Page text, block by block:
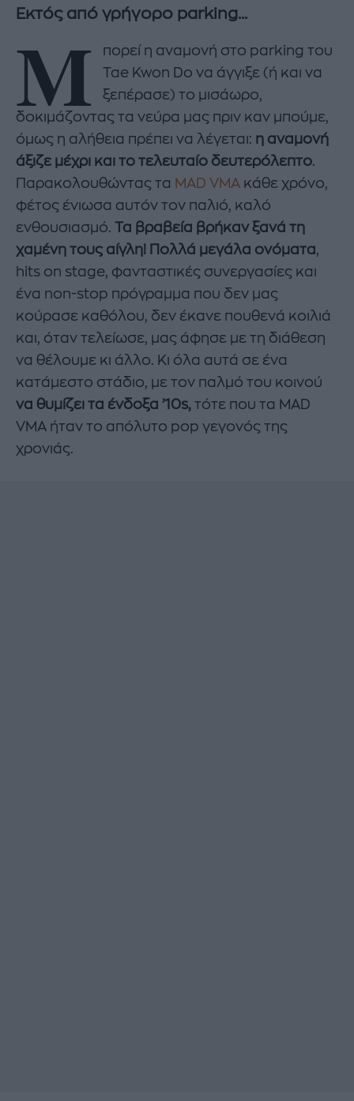
Εκτός από γρήγορο parking...
Μ
πορεί η αναμονή στο parking του
Tae Kwon Do να άγγιξε (ή και να
ξεπέρασε) το μισάωρο,
δοκιμάζοντας τα νεύρα μας πριν καν μπούμε,
όμως η αλήθεια πρέπει να λέγεται: η αναμονή
άξιζε μέχρι και το τελευταίο δευτερόλεπτο.
Παρακολουθώντας τα MAD VMA κάθε χρόνο,
φέτος ένιωσα αυτόν τον παλιό, καλό
ενθουσιασμό. Τα βραβεία βρήκαν ξανά τη
χαμένη τους αίγλη! Πολλά μεγάλα ονόματα,
hits on stage, φανταστικές συνεργασίες και
ένα non-stop πρόγραμμα που δεν μας
κούρασε καθόλου, δεν έκανε πουθενά κοιλιά
και, όταν τελείωσε, μας άφησε με τη διάθεση
να θέλουμε κι άλλο. Κι όλα αυτά σε ένα
κατάμεστο στάδιο, με τον παλμό του κοινού
να θυμίζει τα ένδοξα ’10s, τότε που τα MAD
VMA ήταν το απόλυτο pop γεγονός της
χρονιάς.